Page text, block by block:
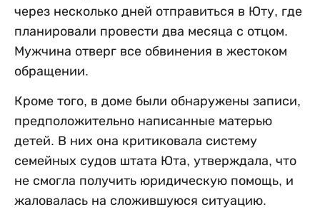
через несколько дней отправиться в Юту, где
планировали провести два месяца с отцом.
Мужчина отверг все обвинения в жестоком
обращении.
Кроме того, в доме были обнаружены записи,
предположительно написанные матерью
детей. В них она критиковала систему
семейных судов штата Юта, утверждала, что
не смогла получить юридическую помощь, и
жаловалась на сложившуюся ситуацию.